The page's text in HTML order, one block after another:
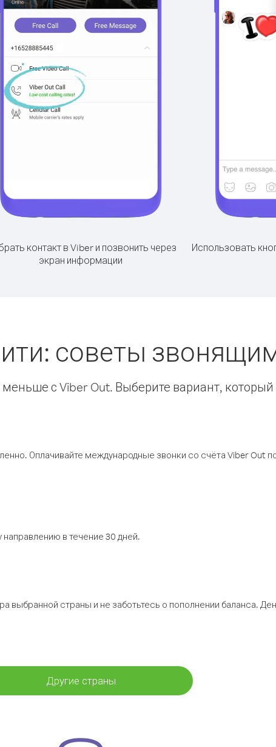
контакт в Viber и позвонить через
экран информации
Использовать
советы
с Viber Out. Выберите вариант,
Оплачивайте международные звонки со счёта Viber Out
в течение 30 дней.
выбранной страны и не заботьтесь о пополнении баланса.
Другие страны